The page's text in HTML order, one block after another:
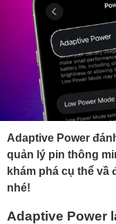
Adaptive Power
quản lý pin thông
khám phá cụ thể vầ
nhé!
Adaptive Power